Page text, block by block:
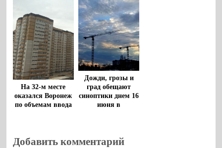
«Развитию»
удовлетворил суд
На 32-м месте
оказался Воронеж
по объемам ввода
Дожди, грозы и
град обещают
синоптики днем 16
июня в
Добавить комментарий